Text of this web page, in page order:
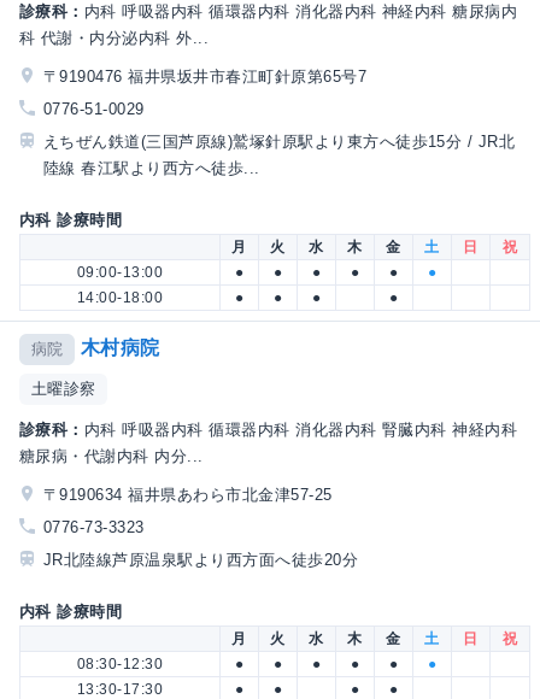
診療科： 内科 呼吸器内科 循環器内科 消化器内科 神経内科 糖尿病内
科 代謝・内分泌内科 外...
〒9190476 福井県坂井市春江町針原第65号7
0776-51-0029
えちぜん鉄道(三国芦原線)鷲塚針原駅より東方へ徒歩15分 / JR北
陸線 春江駅より西方へ徒歩...
内科 診療時間
月 火 水 木 金 土 日
祝
09:00-13:00
● ● ● ● ●
●
14:00-18:00
● ● ● ●
病院 木村病院
土曜診察
診療科： 内科 呼吸器内科 循環器内科 消化器内科 腎臓内科 神経内科
糖尿病・代謝内科 内分...
〒9190634 福井県あわら市北金津57-25
0776-73-3323
JR北陸線芦原温泉駅より西方面へ徒歩20分
内科 診療時間
月 火 水 木 金 土 日
祝
08:30-12:30
● ● ● ● ●
●
13:30-17:30
● ● ● ●